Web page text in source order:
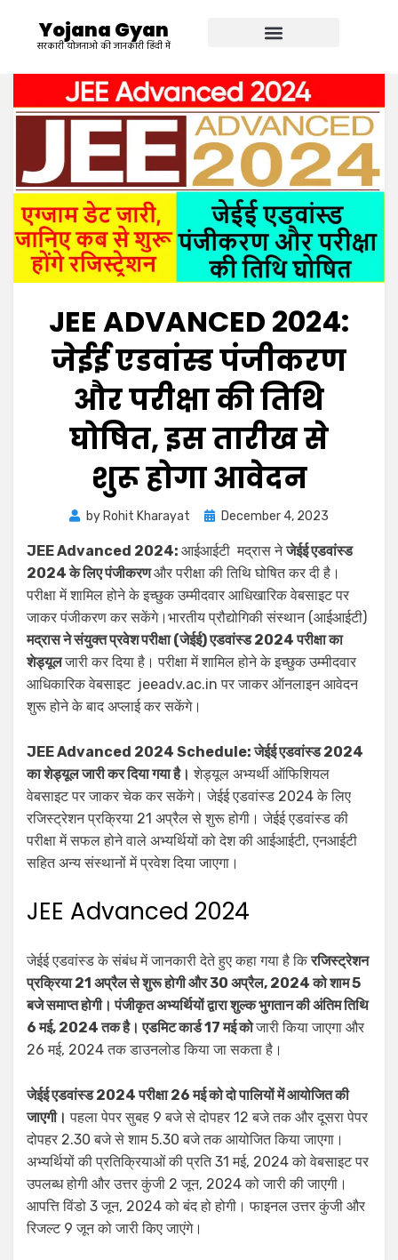
Yojana Gyan
सरकारी योजनाओ की जानकारी हिंदी में
JEE ADVANCED 2024:
जेईई एडवांस्ड पंजीकरण
और परीक्षा की तिथि
घोषित, इस तारीख से
शुरू होगा आवेदन
by Rohit Kharayat December 4, 2023
JEE Advanced 2024: आईआईटी मद्रास नेजेईई एडवांस्ड
2024 के लिए पंजीकरणऔर परीक्षा की तिथि घोषित कर दी है।
परीक्षा में शामिल होने के इच्छुक उम्मीदवार आधिखारिक वेबसाइट पर
जाकर पंजीकरण कर सकेंगे।भारतीय प्रौद्योगिकी संस्थान (आईआईटी)
मद्रास ने संयुक्त प्रवेश परीक्षा (जेईई) एडवांस्ड 2024 परीक्षा का
शेड्यूलजारी कर दिया है। परीक्षा में शामिल होने के इच्छुक उम्मीदवार
आधिकारिक वेबसाइट jeeadv.ac.in पर जाकर ऑनलाइन आवेदन
शुरू होने के बाद अप्लाई कर सकेंगे।
JEE Advanced 2024 Schedule: जेईई एडवांस्ड 2024
का शेड्यूल जारी कर दिया गया है। शेड्यूल अभ्यर्थी ऑफिशियल
वेबसाइट पर जाकर चेक कर सकेंगे। जेईई एडवांस्ड 2024 के लिए
रजिस्ट्रेशन प्रक्रिया 21 अप्रैल से शुरू होगी। जेईई एडवांस्ड की
परीक्षा में सफल होने वाले अभ्यर्थियों को देश की आईआईटी, एनआईटी
सहित अन्य संस्थानों में प्रवेश दिया जाएगा।
JEE Advanced 2024
जेईई एडवांस्ड के संबंध में जानकारी देते हुए कहा गया है किरजिस्ट्रेशन
प्रक्रिया 21 अप्रैल से शुरू होगी और 30 अप्रैल, 2024 को शाम 5
बजे समाप्त होगी। पंजीकृत अभ्यर्थियों द्वारा शुल्क भुगतान की अंतिम तिथि
6 मई, 2024 तक है। एडमिट कार्ड 17 मई कोजारी किया जाएगा और
26 मई, 2024 तक डाउनलोड किया जा सकता है।
जेईई एडवांस्ड 2024 परीक्षा 26 मई को दो पालियों में आयोजित की
जाएगी। पहला पेपर सुबह 9 बजे से दोपहर 12 बजे तक और दूसरा पेपर
दोपहर 2.30 बजे से शाम 5.30 बजे तक आयोजित किया जाएगा।
अभ्यर्थियों की प्रतिक्रियाओं की प्रति 31 मई, 2024 को वेबसाइट पर
उपलब्ध होगी और उत्तर कुंजी 2 जून, 2024 को जारी की जाएगी।
आपत्ति विंडो 3 जून, 2024 को बंद हो होगी। फाइनल उत्तर कुंजी और
रिजल्ट 9 जून को जारी किए जाएंगे।